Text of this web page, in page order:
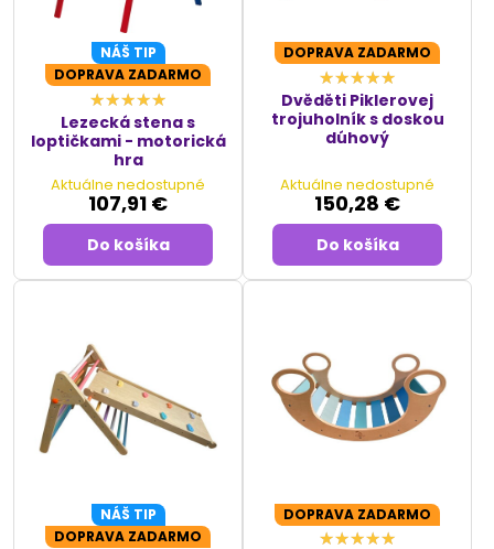
NÁŠ TIP
DOPRAVA ZADARMO
Lezecká stena s
loptičkami - motorická
hra
Aktuálne nedostupné
107,91 €
Do košíka
DOPRAVA ZADARMO
Dvěděti Piklerovej
trojuholník s doskou
dúhový
Aktuálne nedostupné
150,28 €
Do košíka
NÁŠ TIP
DOPRAVA ZADARMO
DOPRAVA ZADARMO